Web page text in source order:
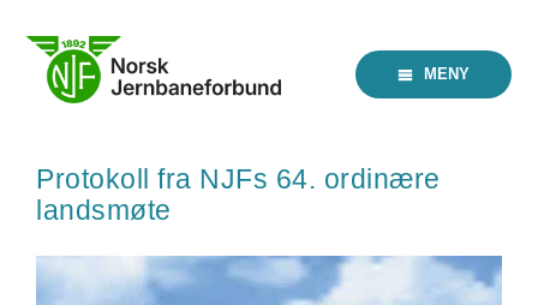
content
MENY
Protokoll fra NJFs 64. ordinære
landsmøte